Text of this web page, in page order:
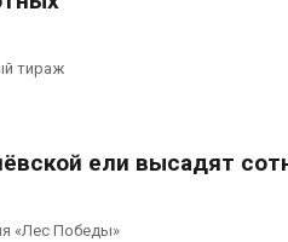
тираж
ели высадят
«Лес Победы»